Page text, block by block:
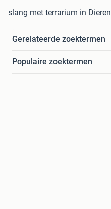
slang met terrarium in
Gerelateerde zoektermen
Populaire zoektermen